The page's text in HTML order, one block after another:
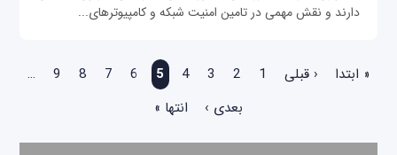
دارند و نقش مهمی در تامین امنیت شبکه و کامپیوترهای...
صفحه‌ها
« ابتدا ‹ قبلی 1
2
3
4
5
6
7
8
9
…
بعدی ›
انتها »